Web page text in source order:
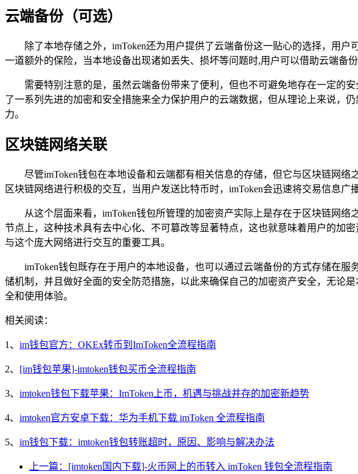
云端备份（可选）
除了本地存储之外，imToken还为用户提供了云端备份这一贴心的选择，用
一道额外的保险，当本地设备出现诸如丢失、损坏等问题时,用户可以借助云端备份
需要特别注意的是，虽然云端备份带来了便利，但也不可避免地存在一定的
了一系列先进的加密和安全措施来全力保护用户的云端数据，但从理论上来说，
力。
区块链网络关联
尽管imToken钱包在本地设备和云端都有相关信息的存储，但它与区块链网
区块链网络进行积极的交互，当用户发送比特币时，imToken会迅速将交易信息
从这个层面来看，imToken钱包所管理的加密资产实际上是存在于区块链网
节点上，这种技术具有去中心化、不可篡改等显著特点，这也就意味着用户的加
与这个庞大网络进行交互的重要工具。
imToken钱包既存在于用户的本地设备，也可以通过云端备份的方式存储在
储机制，并且做好全面的安全防范措施，以此来确保自己的加密资产安全，无论
全和使用体验。
相关阅读：
1、 im钱包官方：OKEx转币到ImToken全流程指南
2、 [im钱包苹果]-imtoken钱包买币全流程指南
3、 imtoken钱包下载苹果：ImToken上币，机遇与挑战并存的加密新趋势
4、 imtoken官方安卓下载：华为手机下载 imToken 全流程指南
5、 im钱包下载：imtoken钱包转账超时，原因、影响与解决办法
上一篇：[imtoken国内下载]-火币网上的币转入 imToken 钱包全流程指南